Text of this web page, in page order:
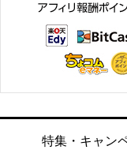
特集・キャン